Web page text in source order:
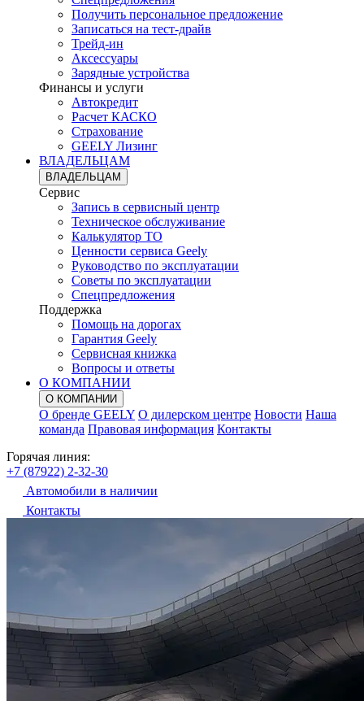
Получить персональное предложение
Записаться на тест-драйв
Трейд-ин
Аксессуары
Зарядные устройства
Финансы и услуги
Автокредит
Расчет КАСКО
Страхование
GEELY Лизинг
ВЛАДЕЛЬЦАМ
ВЛАДЕЛЬЦАМ
Сервис
Запись в сервисный центр
Техническое обслуживание
Калькулятор ТО
Ценности сервиса Geely
Руководство по эксплуатации
Советы по эксплуатации
Спецпредложения
Поддержка
Помощь на дорогах
Гарантия Geely
Сервисная книжка
Вопросы и ответы
О КОМПАНИИ
О КОМПАНИИ
О бренде GEELY О дилерском центре Новости Наша
команда Правовая информация Контакты
Горячая линия:
+7 (87922) 2-32-30
Автомобили в наличии
Контакты